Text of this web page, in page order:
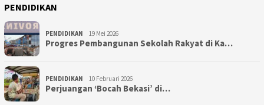
PENDIDIKAN
PENDIDIKAN 19 Mei 2026
Progres Pembangunan Sekolah Rakyat di Ka…
PENDIDIKAN 10 Februari 2026
Perjuangan ‘Bocah Bekasi’ di…